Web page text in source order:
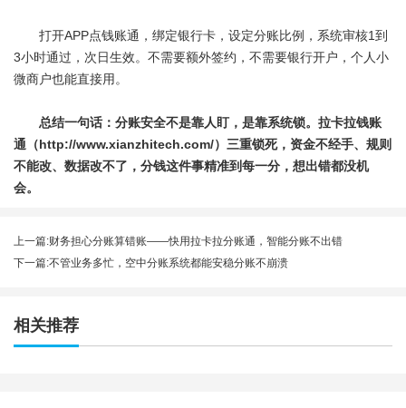
打开APP点钱账通，绑定银行卡，设定分账比例，系统审核1到
3小时通过，次日生效。不需要额外签约，不需要银行开户，个人小
微商户也能直接用。
总结一句话：分账安全不是靠人盯，是靠系统锁。 拉卡拉钱账
通 （http://www.xianzhitech.com/）三重锁死，资金不经手、规则
不能改、数据改不了，分钱这件事精准到每一分，想出错都没机
会。
上一篇:财务担心分账算错账——快用拉卡拉分账通，智能分账不出错
下一篇:不管业务多忙，空中分账系统都能安稳分账不崩溃
相关推荐